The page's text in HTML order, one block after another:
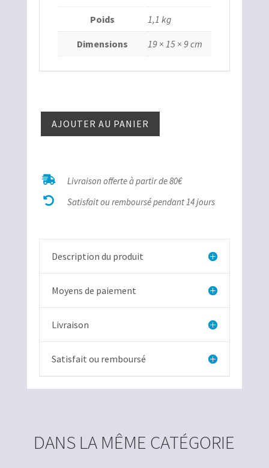
Poids 1,1 kg
Dimensions 19 × 15 × 9 cm
quantité
sables
Mexique
AJOUTER AU PANIER
 Livraison offerte à partir de 80€
 Satisfait ou remboursé pendant 14 jours
Description du produit
Moyens de paiement
Livraison
Satisfait ou remboursé
DANS LA MÊME CATÉGORIE